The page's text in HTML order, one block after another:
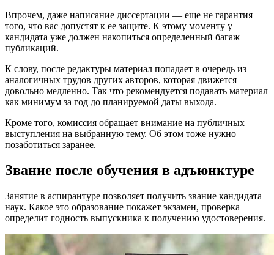
Впрочем, даже написание диссертации — еще не гарантия
того, что вас допустят к ее защите. К этому моменту у
кандидата уже должен накопиться определенный багаж
публикаций.
К слову, после редактуры материал попадает в очередь из
аналогичных трудов других авторов, которая движется
довольно медленно. Так что рекомендуется подавать материал
как минимум за год до планируемой даты выхода.
Кроме того, комиссия обращает внимание на публичных
выступления на выбранную тему. Об этом тоже нужно
позаботиться заранее.
Звание после обучения в адъюнктуре
Занятие в аспирантуре позволяет получить звание кандидата
наук. Какое это образование покажет экзамен, проверка
определит годность выпускника к получению удостоверения.